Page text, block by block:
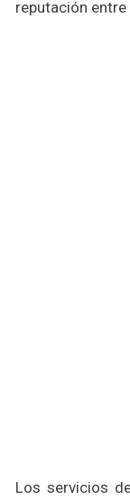
reputación
Los servicios